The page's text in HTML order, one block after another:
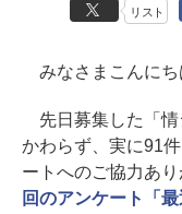
リスト
みなさまこんにち
先日募集した「情
かわらず、実に91
ートへのご協力あ
回のアンケート「